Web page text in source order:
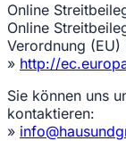
Online
Online
Verordnung
» http://
Sie können uns
kontaktieren:
»